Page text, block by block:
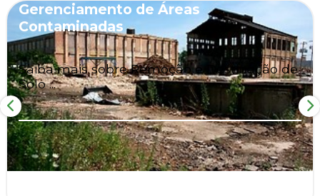
Gerenciamento de Áreas
Contaminadas
Saiba mais sobre Remoção e Destinação de
Solo ...